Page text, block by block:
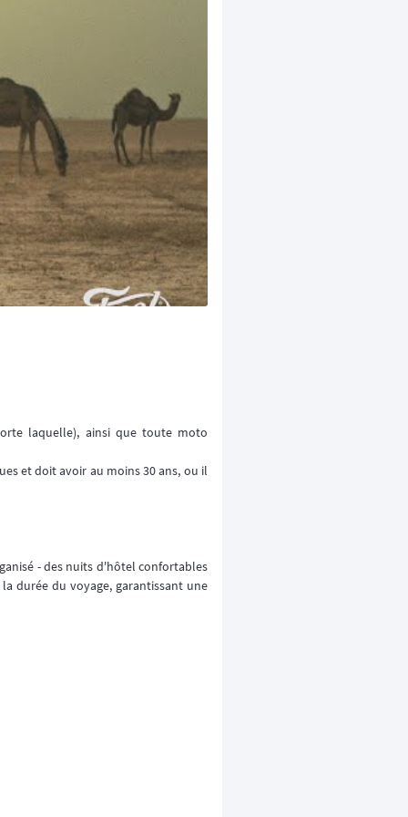
laquelle), ainsi que toute moto
et doit avoir au moins 30 ans, ou il
- des nuits d'hôtel confortables
durée du voyage, garantissant une